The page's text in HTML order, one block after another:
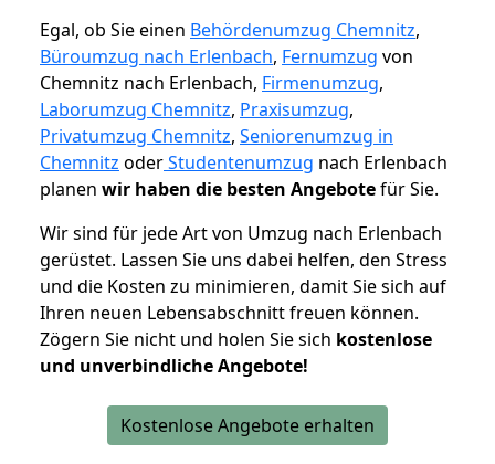
Egal, ob Sie einen Behördenumzug Chemnitz,
Büroumzug nach Erlenbach, Fernumzug von
Chemnitz nach Erlenbach, Firmenumzug,
Laborumzug Chemnitz, Praxisumzug,
Privatumzug Chemnitz, Seniorenumzug in
Chemnitz oderStudentenumzug nach Erlenbach
planen wir haben die besten Angebotefür Sie.
Wir sind für jede Art von Umzug nach Erlenbach
gerüstet. Lassen Sie uns dabei helfen, den Stress
und die Kosten zu minimieren, damit Sie sich auf
Ihren neuen Lebensabschnitt freuen können.
Zögern Sie nicht und holen Sie sich kostenlose
und unverbindliche Angebote!
Kostenlose Angebote erhalten